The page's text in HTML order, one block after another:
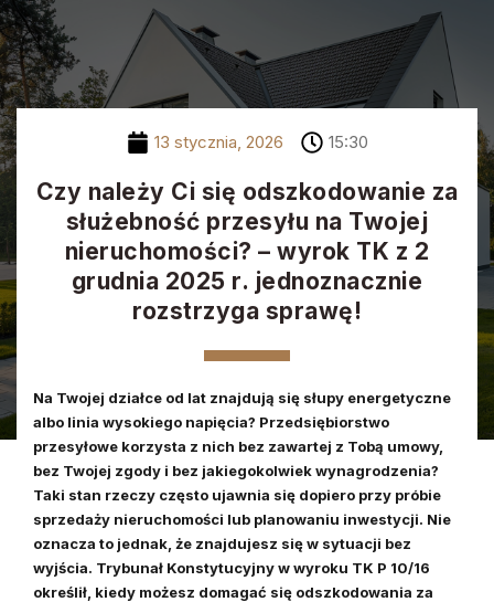
Zadzwoń do nas
13 stycznia, 2026 15:30
Czy należy Ci się odszkodowanie za
służebność przesyłu na Twojej
nieruchomości? – wyrok TK z 2
grudnia 2025 r. jednoznacznie
rozstrzyga sprawę!
Na Twojej działce od lat znajdują się słupy energetyczne
albo linia wysokiego napięcia? Przedsiębiorstwo
przesyłowe korzysta z nich bez zawartej z Tobą umowy,
bez Twojej zgody i bez jakiegokolwiek wynagrodzenia?
Taki stan rzeczy często ujawnia się dopiero przy próbie
sprzedaży nieruchomości lub planowaniu inwestycji. Nie
oznacza to jednak, że znajdujesz się w sytuacji bez
wyjścia. Trybunał Konstytucyjny w wyroku TK P 10/16
określił, kiedy możesz domagać się odszkodowania za